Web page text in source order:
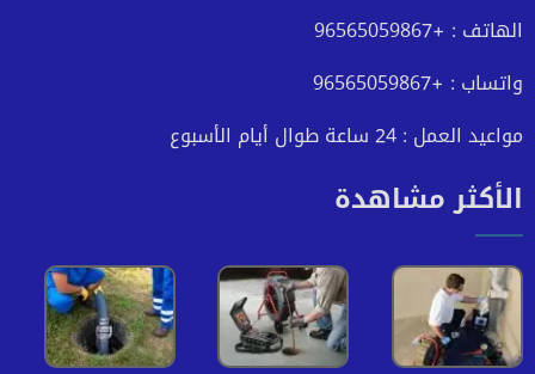
الهاتف : +96565059867
واتساب : +96565059867
مواعيد العمل : 24 ساعة طوال أيام الأسبوع
الأكثر مشاهدة